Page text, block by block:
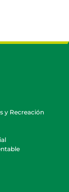
y Recreación